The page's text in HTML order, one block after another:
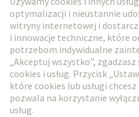
Przejdź do rejestracji
Social Media